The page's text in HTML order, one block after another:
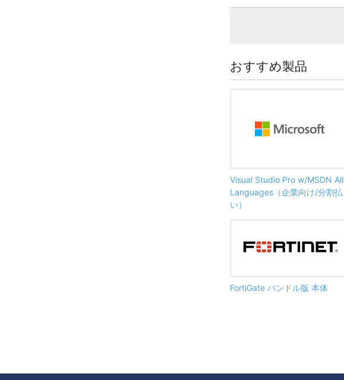
おすすめ製品
Visual Studio Pro w/MSDN All
Languages（企業向け/分割払
い）
FortiGate バンドル版 本体